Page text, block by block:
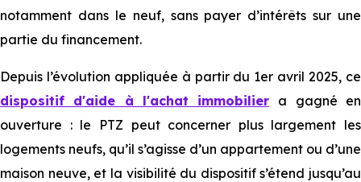
notamment dans le neuf, sans payer d’intérêts sur une
partie du financement.
Depuis l’évolution appliquée à partir du 1er avril 2025, ce
dispositif d'aide à l'achat immobilier a gagné en
ouverture : le PTZ peut concerner plus largement les
logements neufs, qu’il s’agisse d’un appartement ou d’une
maison neuve, et la visibilité du dispositif s’étend jusqu’au